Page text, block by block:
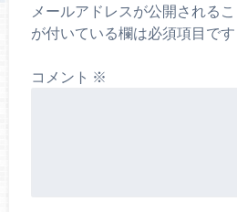
メールアドレスが公開されるこ
が付いている欄は必須項目です
コメント ※